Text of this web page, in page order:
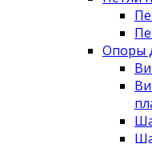
Опоры